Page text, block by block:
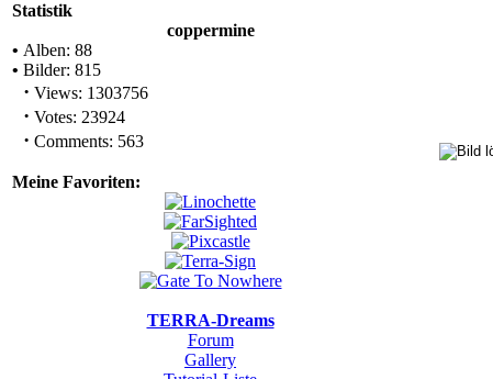
Statistik
coppermine
• Alben: 88
• Bilder: 815
· Views: 1303756
· Votes: 23924
· Comments: 563
Meine Favoriten:
TERRA-Dreams
Forum
Gallery